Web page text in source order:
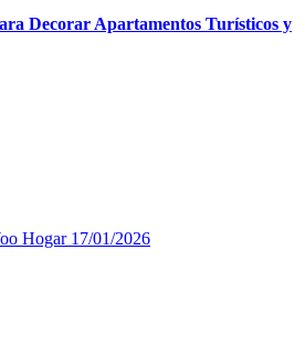
Decorar Apartamentos Turísticos y
Hogar 17/01/2026